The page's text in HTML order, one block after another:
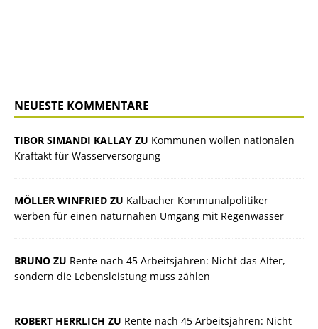
NEUESTE KOMMENTARE
TIBOR SIMANDI KALLAY ZU Kommunen wollen nationalen
Kraftakt für Wasserversorgung
MÖLLER WINFRIED ZU Kalbacher Kommunalpolitiker
werben für einen naturnahen Umgang mit Regenwasser
BRUNO ZU Rente nach 45 Arbeitsjahren: Nicht das Alter,
sondern die Lebensleistung muss zählen
ROBERT HERRLICH ZU Rente nach 45 Arbeitsjahren: Nicht